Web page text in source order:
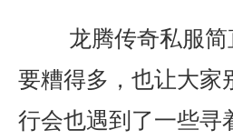
龙腾传奇私服简
要糟得多，也让大家
行会也遇到了一些寻